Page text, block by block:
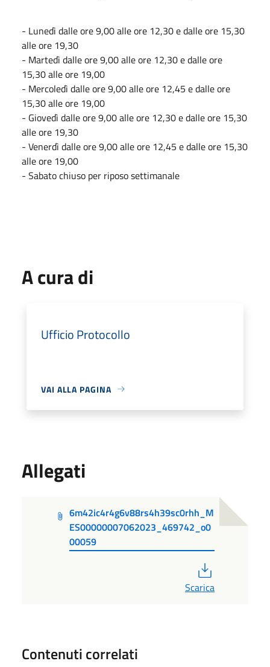
- Lunedì dalle ore 9,00 alle ore 12,30 e dalle ore 15,30
alle ore 19,30
- Martedì dalle ore 9,00 alle ore 12,30 e dalle ore
15,30 alle ore 19,00
- Mercoledì dalle ore 9,00 alle ore 12,45 e dalle ore
15,30 alle ore 19,00
- Giovedì dalle ore 9,00 alle ore 12,30 e dalle ore 15,30
alle ore 19,30
- Venerdì dalle ore 9,00 alle ore 12,45 e dalle ore 15,30
alle ore 19,00
- Sabato chiuso per riposo settimanale
A cura di
Ufficio Protocollo
VAI ALLA PAGINA
Allegati
6m42ic4r4g6v88rs4h39sc0rhh_M
ES00000007062023_469742_o0
00059
Scarica
Contenuti correlati